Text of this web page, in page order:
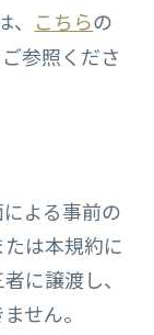
こちらの
参照くださ
よる事前の
は本規約に
に譲渡し、
せん。